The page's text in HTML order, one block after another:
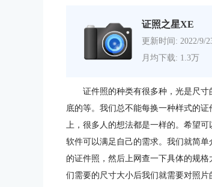
证照之星XE
更新时间: 2022/9/
月均下载: 1.3万
证件照的种类有很多种，光是尺
底的等。我们总不能每换一种样式的
上，很多人的想法都是一样的。希望
软件可以满足自己的需求。我们就简
的证件照，然后上网查一下具体的规
们需要的尺寸大小后我们就需要对照